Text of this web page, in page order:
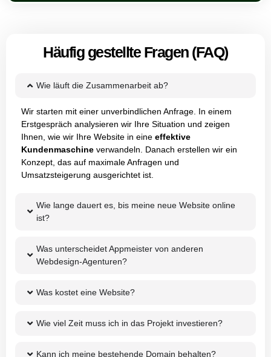
Häufig gestellte Fragen (FAQ)
Wie läuft die Zusammenarbeit ab?
Wir starten mit einer unverbindlichen Anfrage. In einem
Erstgespräch analysieren wir Ihre Situation und zeigen
Ihnen, wie wir Ihre Website in eine effektive
Kundenmaschine verwandeln. Danach erstellen wir ein
Konzept, das auf maximale Anfragen und
Umsatzsteigerung ausgerichtet ist.
Wie lange dauert es, bis meine neue Website online
ist?
Was unterscheidet Appmeister von anderen
Webdesign-Agenturen?
Was kostet eine Website?
Wie viel Zeit muss ich in das Projekt investieren?
Kann ich meine bestehende Domain behalten?